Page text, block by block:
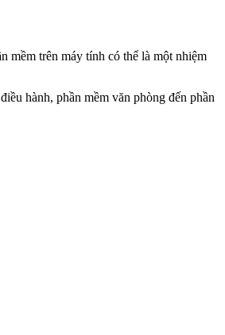
mềm trên máy tính có thể là một nhiệm
hành, phần mềm văn phòng đến phần